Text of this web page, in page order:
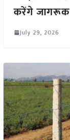
करेंगे जागरूक
July 29, 2026